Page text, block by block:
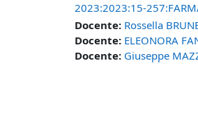
2023:2023:15-
Docente: Rossella
Docente: ELEONORA
Docente: Giuseppe